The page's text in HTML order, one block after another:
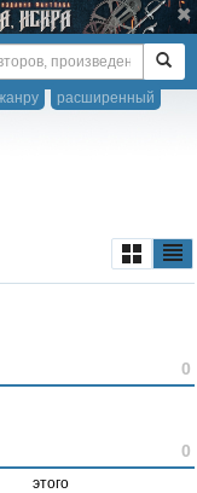
расширенный
0
0
этого